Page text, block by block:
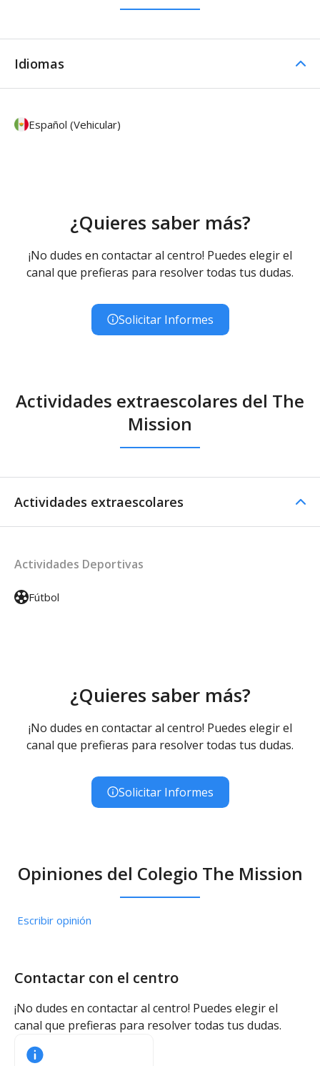
Idiomas
Español (Vehicular)
¿Quieres saber más?
¡No dudes en contactar al centro! Puedes elegir el
canal que prefieras para resolver todas tus dudas.
Solicitar Informes
Actividades extraescolares del The
Mission
Actividades extraescolares
Actividades Deportivas
Fútbol
¿Quieres saber más?
¡No dudes en contactar al centro! Puedes elegir el
canal que prefieras para resolver todas tus dudas.
Solicitar Informes
Opiniones del Colegio The Mission
Escribir opinión
Contactar con el centro
¡No dudes en contactar al centro! Puedes elegir el
canal que prefieras para resolver todas tus dudas.